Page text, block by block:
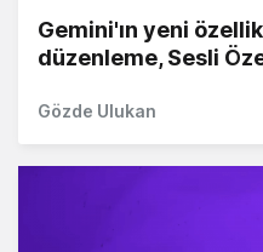
Gemini'ın yeni
düzenleme, Sesli
Gözde Ulukan